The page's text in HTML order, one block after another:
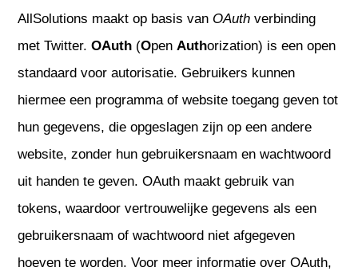
AllSolutions maakt op basis van OAuthverbinding
met Twitter.OAuth (Open Authorization) is een open
standaard voor autorisatie. Gebruikers kunnen
hiermee een programma of website toegang geven tot
hun gegevens, die opgeslagen zijn op een andere
website, zonder hun gebruikersnaam en wachtwoord
uit handen te geven. OAuth maakt gebruik van
tokens, waardoor vertrouwelijke gegevens als een
gebruikersnaam of wachtwoord niet afgegeven
hoeven te worden. Voor meer informatie over OAuth,